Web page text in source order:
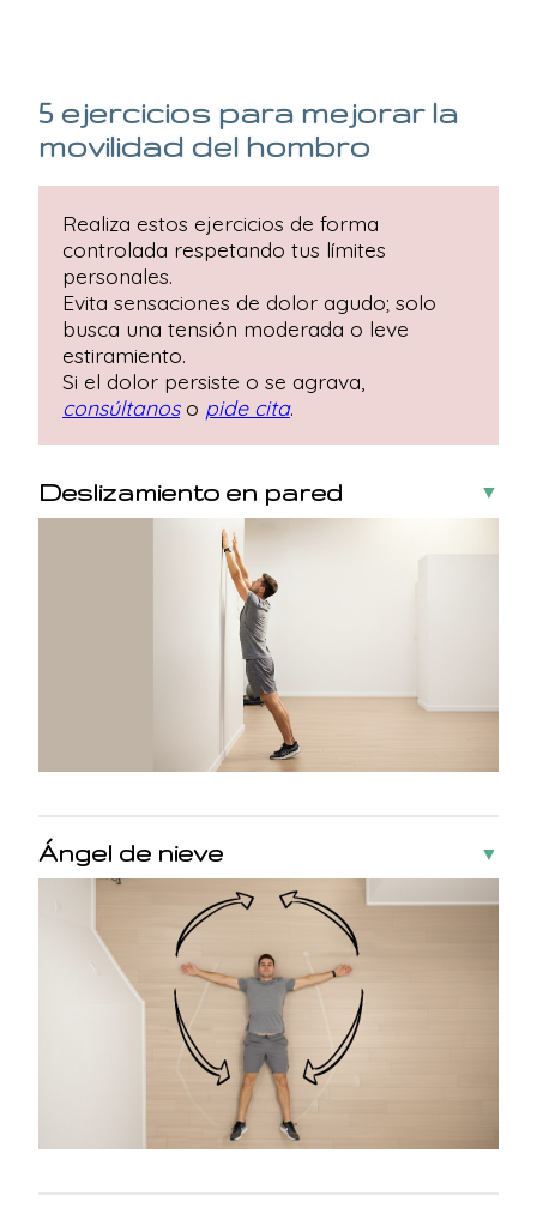
5 ejercicios para mejorar la
movilidad del hombro
Realiza estos ejercicios de forma
controlada respetando tus límites
personales.
Evita sensaciones de dolor agudo; solo
busca una tensión moderada o leve
estiramiento.
Si el dolor persiste o se agrava,
consúltanoso pide cita.
Deslizamiento en pared ▼
Ángel de nieve ▼